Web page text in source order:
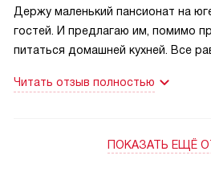
Держу маленький пансионат на
гостей. И предлагаю им, помимо
питаться домашней кухней. Все
были проблемы, уставала
денег, решила купить себе эту
Читать отзыв полностью
ПОКАЗАТЬ ЕЩЁ